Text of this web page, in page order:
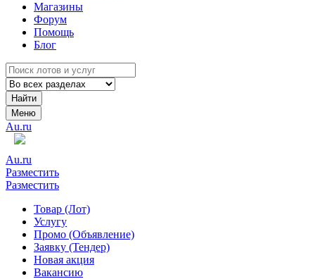
Магазины
Форум
Помощь
Блог
Найти
Меню
Au.ru
Au.ru
Разместить
Разместить
Товар (Лот)
Услугу
Промо (Объявление)
Заявку (Тендер)
Новая акция
Вакансию